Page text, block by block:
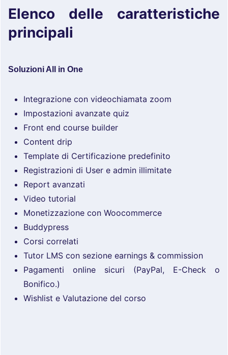
Elenco delle caratteristiche
principali
Soluzioni All in One
Integrazione con videochiamata zoom
Impostazioni avanzate quiz
Front end course builder
Content drip
Template di Certificazione predefinito
Registrazioni di User e admin illimitate
Report avanzati
Video tutorial
Monetizzazione con Woocommerce
Buddypress
Corsi correlati
Tutor LMS con sezione earnings & commission
Pagamenti online sicuri (PayPal, E-Check o
Bonifico.)
Wishlist e Valutazione del corso